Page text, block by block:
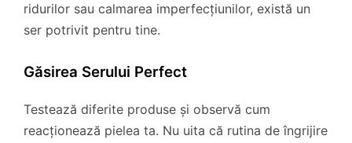
ridurilor sau calmarea imperfecțiunilor, există un
ser potrivit pentru tine.
Găsirea Serului Perfect
Testează diferite produse și observă cum
reacționează pielea ta. Nu uita că rutina de îngrijire